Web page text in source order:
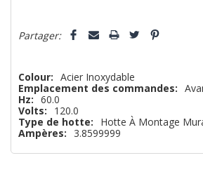
n’en
plus
que
Partager:
Colour: Acier Inoxydable
Emplacement des commandes:
Hz: 60.0
Volts:
120.0
Type de hotte:
Hotte À Montage
Ampères:
3.8599999